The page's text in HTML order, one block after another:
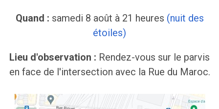
Quand : samedi 8 août à 21 heures (nuit des
étoiles)
Lieu d'observation : Rendez-vous sur le parvis
en face de l'intersection avec la Rue du Maroc.